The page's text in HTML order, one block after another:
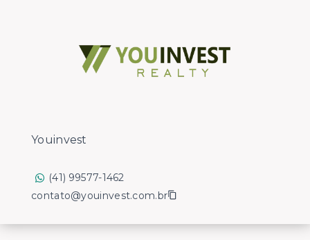
Youinvest
(41) 99577-1462
contato@youinvest.com.br